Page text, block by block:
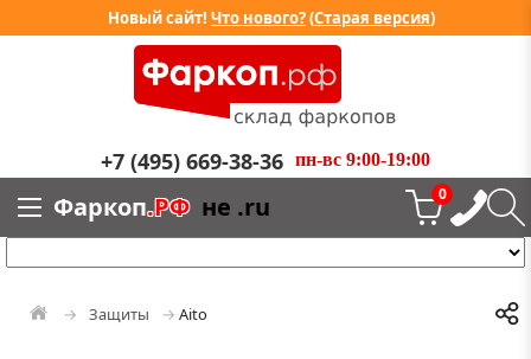
Новый сайт! Что нового?(Старая версия)
+7 (495) 669-38-36 пн-вс 9:00-19:00
Фаркоп.РФ не .ru 0
Защиты Aito